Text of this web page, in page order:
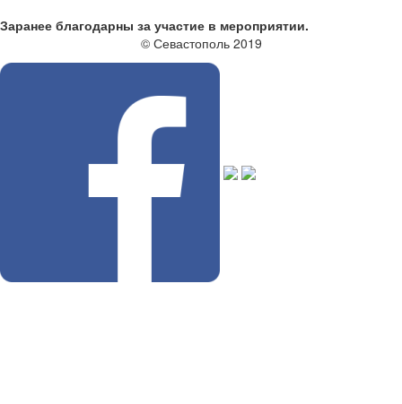
Заранее благодарны за участие в мероприятии.
© Севастополь 2019